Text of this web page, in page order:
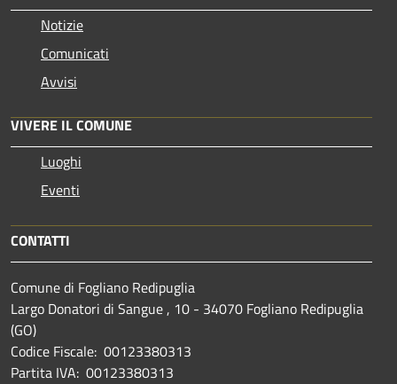
Notizie
Comunicati
Avvisi
VIVERE IL COMUNE
Luoghi
Eventi
CONTATTI
Comune di Fogliano Redipuglia
Largo Donatori di Sangue , 10 - 34070 Fogliano Redipuglia
(GO)
Codice Fiscale: 00123380313
Partita IVA: 00123380313